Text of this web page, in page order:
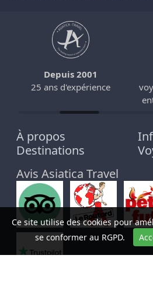
Depuis 2001
25 ans d'expérience
À propos
Destinations
Avis Asiatica Travel
Ce site utilise des cookies pour
se conformer au RGPD.